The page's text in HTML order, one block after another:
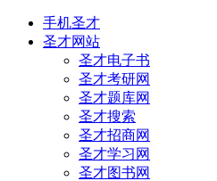
手机圣才
圣才网站
圣才电子书
圣才考研网
圣才题库网
圣才搜索
圣才招商网
圣才学习网
圣才图书网